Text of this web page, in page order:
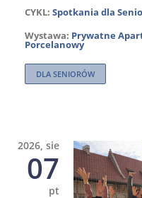
CYKL: Spotkania dla
Wystawa: Prywatne
Porcelanowy
DLA SENIORÓW
2026, sie
07
pt